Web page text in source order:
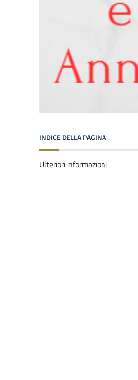
INDICE DELLA PAGINA
Ulteriori informazioni